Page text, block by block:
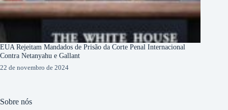
EUA Rejeitam Mandados de Prisão da Corte Penal Internacional
Contra Netanyahu e Gallant
22 de novembro de 2024
Sobre nós